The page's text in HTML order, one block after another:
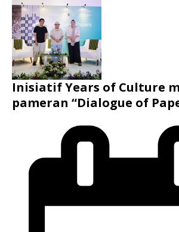
Inisiatif Years of Culture
pameran “Dialogue of